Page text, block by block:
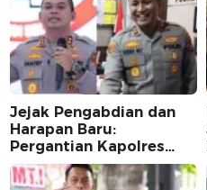
Jejak Pengabdian dan
Harapan Baru:
Pergantian Kapolres
Sidrap dalam Perspektif
Karier Dua Perwira